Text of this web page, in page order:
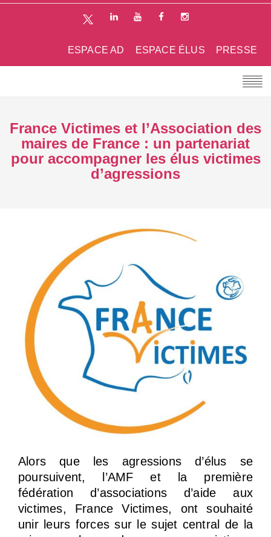
PRESSE
ESPACE ÉLUS
ESPACE AD
France Victimes et l’Association des
maires de France : un partenariat
pour accompagner les élus victimes
d’agressions
Alors que les agressions d’élus se
poursuivent, l’AMF et la première
fédération d’associations d’aide aux
victimes, France Victimes, ont souhaité
unir leurs forces sur le sujet central de la